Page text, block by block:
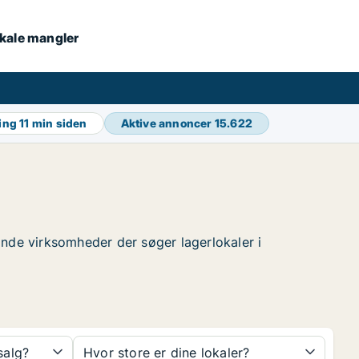
mangler
11 min siden Aktive annoncer 15.622
virksomheder der søger lagerlokaler i
Hvor store er dine lokaler?